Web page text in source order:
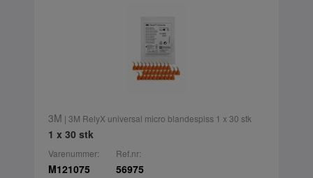
3M | 3M RelyX universal micro blandespiss 1 x 30 stk
1 x 30 stk
Varenummer:
M121075
Ref.nr:
56975